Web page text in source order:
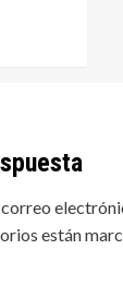
están